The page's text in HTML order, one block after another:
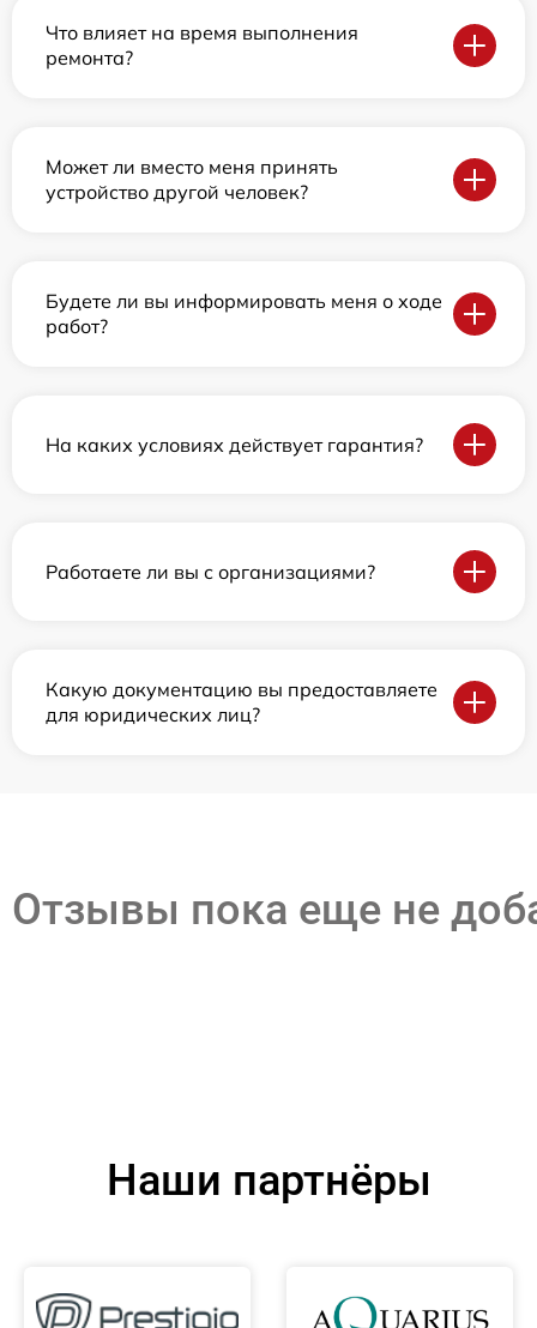
Что влияет на время выполнения
ремонта?
Может ли вместо меня принять
устройство другой человек?
Будете ли вы информировать меня о ходе
работ?
На каких условиях действует гарантия?
Работаете ли вы с организациями?
Какую документацию вы предоставляете
для юридических лиц?
Отзывы пока еще не
Наши партнёры